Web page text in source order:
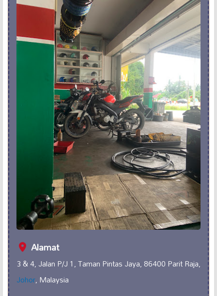
Alamat
3 & 4, Jalan P/J 1, Taman Pintas Jaya, 86400 Parit Raja,
Johor, Malaysia